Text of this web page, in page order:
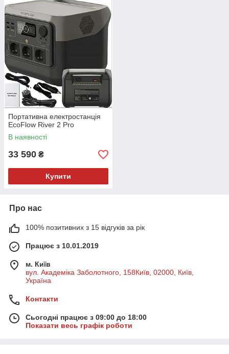
Портативна електростанція
EcoFlow River 2 Pro
В наявності
33 590 ₴
Купити
Про нас
100% позитивних з 15 відгуків за рік
Працює з 10.01.2019
м. Київ
вул. Академіка Заболотного, 158Київ, 02000, Київ,
Україна
Контакти
Сьогодні працює з 09:00 до 18:00
Показати весь графік роботи